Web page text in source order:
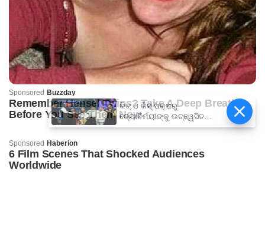
କିଟ୍‍ ଓ କିସ୍‍ ପକ୍ଷରୁ
ଜ୍ୟୋତିର୍ମୟୀଙ୍କୁ ଉଚ୍ଛ୍ୱସିତ
ସମ୍ବର୍ଦ୍ଧନା; ୫ଲକ୍ଷ ଟଙ୍କାର